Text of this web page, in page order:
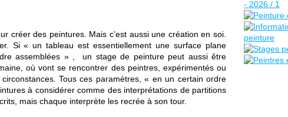
créer des peintures. Mais c’est aussi une création en soi.
Si « un tableau est essentiellement une surface plane
assemblées » , un stage de peinture peut aussi être
où vont se rencontrer des peintres, expérimentés ou
Tous ces paramètres, « en un certain ordre
à considérer comme des interprétations de partitions
mais chaque interprète les recrée à son tour.